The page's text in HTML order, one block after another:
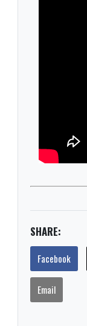
SHARE:
Facebook
Email